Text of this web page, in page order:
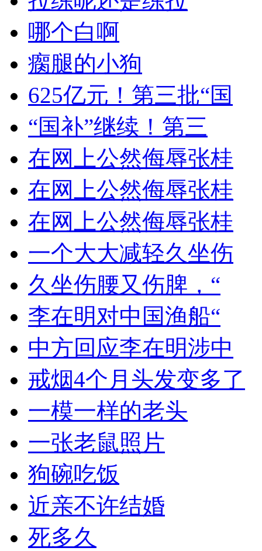
哪个白啊
瘸腿的小狗
625亿元！第三批“国
“国补”继续！第三
在网上公然侮辱张桂
在网上公然侮辱张桂
在网上公然侮辱张桂
一个大大减轻久坐伤
久坐伤腰又伤脾，“
李在明对中国渔船“
中方回应李在明涉中
戒烟4个月头发变多了
一模一样的老头
一张老鼠照片
狗碗吃饭
近亲不许结婚
死多久